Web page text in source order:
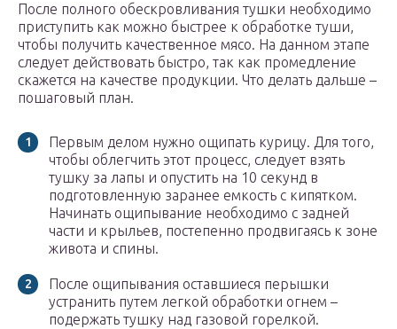
После полного обескровливания тушки необходимо
приступить как можно быстрее к обработке туши,
чтобы получить качественное мясо. На данном этапе
следует действовать быстро, так как промедление
скажется на качестве продукции. Что делать дальше –
пошаговый план.
Первым делом нужно ощипать курицу. Для того,
чтобы облегчить этот процесс, следует взять
тушку за лапы и опустить на 10 секунд в
подготовленную заранее емкость с кипятком.
Начинать ощипывание необходимо с задней
части и крыльев, постепенно продвигаясь к зоне
живота и спины.
После ощипывания оставшиеся перышки
устранить путем легкой обработки огнем –
подержать тушку над газовой горелкой.